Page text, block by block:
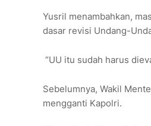
Yusril menambahkan,
dasar revisi Undang-
“UU itu sudah harus
Sebelumnya, Wakil
mengganti Kapolri.